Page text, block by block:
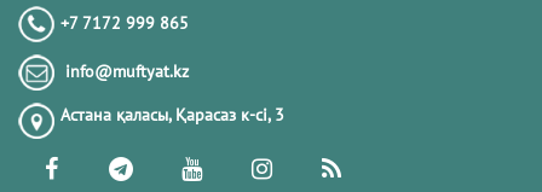
+7 7172 999 865
info@muftyat.kz
Астана қаласы, Қарасаз к-сi, 3